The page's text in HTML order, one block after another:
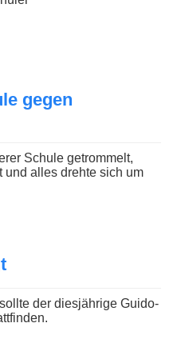
gegen
Schule getrommelt,
und alles drehte sich um
der diesjährige Guido-